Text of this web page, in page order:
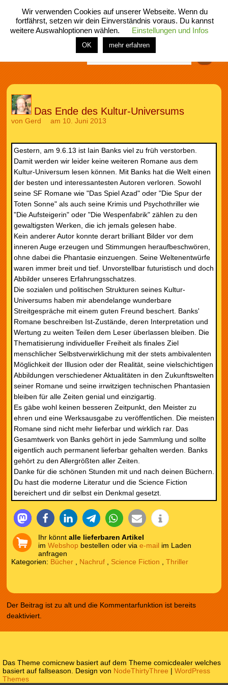
menü
home rubrik buch comic spiel fotos shop
Das Ende des Kultur-Universums
von Gerd am 10. Juni 2013
Gestern, am 9.6.13 ist Iain Banks viel zu früh verstorben.
Damit werden wir leider keine weiteren Romane aus dem
Kultur-Universum lesen können. Mit Banks hat die Welt einen
der besten und interessantesten Autoren verloren. Sowohl
seine SF Romane wie "Das Spiel Azad" oder "Die Spur der
Toten Sonne" als auch seine Krimis und Psychothriller wie
"Die Aufsteigerin" oder "Die Wespenfabrik" zählen zu den
gewaltigsten Werken, die ich jemals gelesen habe.
Kein anderer Autor konnte derart brilliant Bilder vor dem
inneren Auge erzeugen und Stimmungen heraufbeschwören,
ohne dabei die Phantasie einzuengen. Seine Weltenentwürfe
waren immer breit und tief. Unvorstellbar futuristisch und doch
Abbilder unseres Erfahrungsschatzes.
Die sozialen und politischen Strukturen seines Kultur-
Universums haben mir abendelange wunderbare
Streitgespräche mit einem guten Freund beschert. Banks'
Romane beschreiben Ist-Zustände, deren Interpretation und
Wertung zu weiten Teilen dem Leser überlassen bleiben. Die
Thematisierung individueller Freiheit als finales Ziel
menschlicher Selbstverwirklichung mit der stets ambivalenten
Möglichkeit der Illusion oder der Realität, seine vielschichtigen
Abbildungen verschiedener Aktualitäten in den Zukunftswelten
seiner Romane und seine irrwitzigen technischen Phantasien
bleiben für alle Zeiten genial und einzigartig.
Es gäbe wohl keinen besseren Zeitpunkt, den Meister zu
ehren und eine Werksausgabe zu veröffentlichen. Die meisten
Romane sind nicht mehr lieferbar und wirklich rar. Das
Gesamtwerk von Banks gehört in jede Sammlung und sollte
eigentlich auch permanent lieferbar gehalten werden. Banks
gehört zu den Allergrößten aller Zeiten.
Danke für die schönen Stunden mit und nach deinen Büchern.
Du hast die moderne Literatur und die Science Fiction
bereichert und dir selbst ein Denkmal gesetzt.
Ihr könnt alle lieferbaren Artikel
im Webshop bestellen oder via e-mail im Laden
anfragen
Kategorien: Bücher, Nachruf, Science Fiction , Thriller
Der Beitrag ist zu alt und die Kommentarfunktion ist bereits
deaktiviert.
Das Theme comicnew basiert auf dem Theme comicdealer welches
basiert auf fallseason. Design von NodeThirtyThree |WordPress
Themes
Wir verwenden Cookies auf unserer Webseite. Wenn du
fortfährst, setzen wir dein Einverständnis voraus. Du kannst
weitere Auswahloptionen wählen.
Einstellungen und Infos
OK mehr erfahren